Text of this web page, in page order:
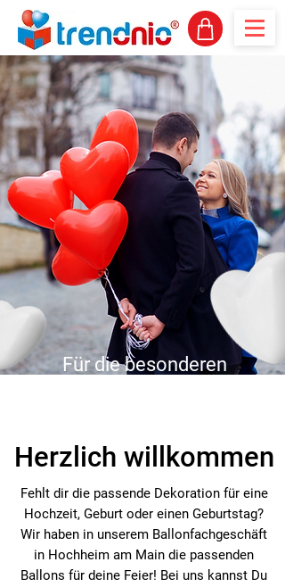
Für die besonderen
Herzlich willkommen
Fehlt dir die passende Dekoration für eine
Hochzeit, Geburt oder einen Geburtstag?
Wir haben in unserem Ballonfachgeschäft
in Hochheim am Main die passenden
Ballons für deine Feier! Bei uns kannst Du